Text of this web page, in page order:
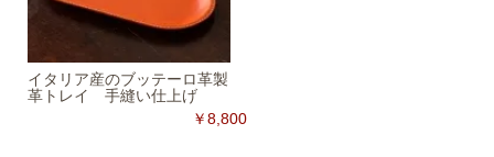
イタリア産のブッテーロ革製
革トレイ 手縫い仕上げ
￥8,800